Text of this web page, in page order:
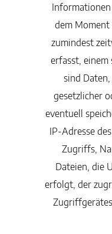
Informationen
dem
zumindest
erfasst, einem
sind
gesetzlicher
eventuell
IP-Adresse
Zugriffs,
Dateien, die
erfolgt, der